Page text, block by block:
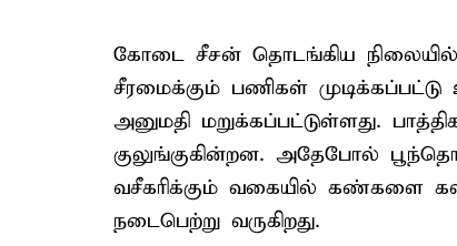
கோடை சீசன் தொடங்கிய
சீரமைக்கும் பணிகள்
அனுமதி மறுக்கப்பட்டுள்ளது.
குலுங்குகின்றன. அதேபோல்
வசீகரிக்கும் வகையில் கண்களை
நடைபெற்று வருகிறது.